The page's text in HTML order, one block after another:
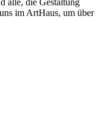
alle, die Gestaltung
im ArtHaus, um über